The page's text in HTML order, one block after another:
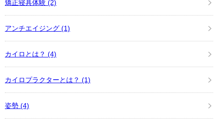
矯正寝具体験 (2)
アンチエイジング (1)
カイロとは？ (4)
カイロプラクターとは？ (1)
姿勢 (4)